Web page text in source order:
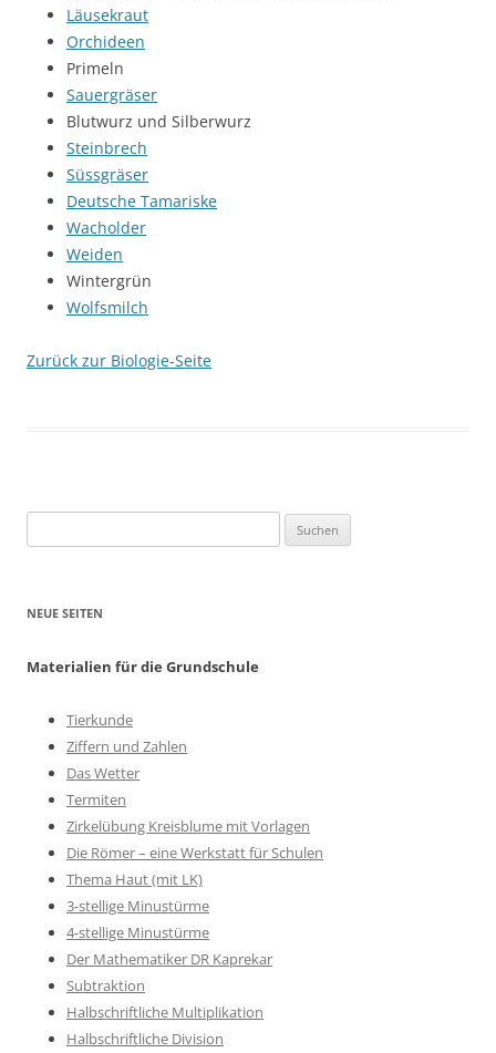
Läusekraut
Orchideen
Primeln
Sauergräser
Blutwurz und Silberwurz
Steinbrech
Süssgräser
Deutsche Tamariske
Wacholder
Weiden
Wintergrün
Wolfsmilch
Zurück zur Biologie-Seite
nach:
NEUE SEITEN
Materialien für die Grundschule
Tierkunde
Ziffern und Zahlen
Das Wetter
Termiten
Zirkelübung Kreisblume mit Vorlagen
Die Römer – eine Werkstatt für Schulen
Thema Haut (mit LK)
3-stellige Minustürme
4-stellige Minustürme
Der Mathematiker DR Kaprekar
Subtraktion
Halbschriftliche Multiplikation
Halbschriftliche Division